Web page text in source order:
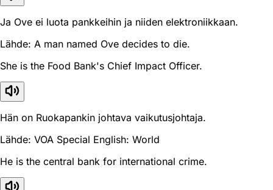
Ja Ove ei luota pankkeihin ja niiden elektroniikkaan.
Lähde: A man named Ove decides to die.
She is the Food Bank's Chief Impact Officer.
Hän on Ruokapankin johtava vaikutusjohtaja.
Lähde: VOA Special English: World
He is the central bank for international crime.